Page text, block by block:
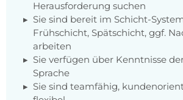
Herausforderung suchen
Sie sind bereit im Schicht-
Frühschicht, Spätschicht, ggf.
arbeiten
Sie verfügen über Kenntnisse
Sprache
Sie sind teamfähig,